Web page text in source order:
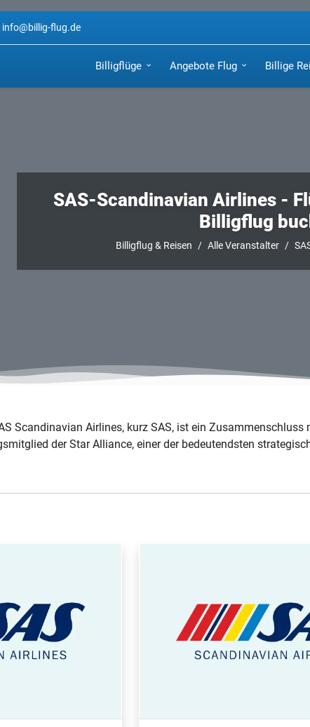
info@billig-flug.de
Billigflüge Angebote Flug Billige
SAS-Scandinavian Airlines -
Billigflug
Billigflug & Reisen Alle Veranstalter
Scandinavian Airlines, kurz SAS, ist ein
der Star Alliance, einer der bedeutendsten